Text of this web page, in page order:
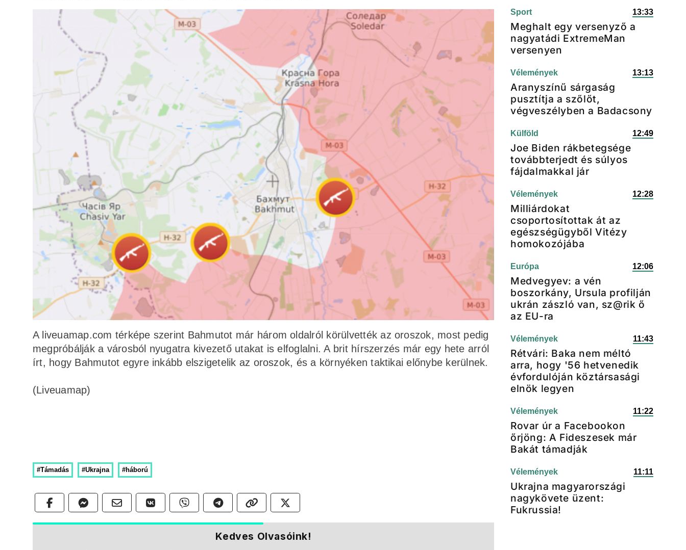
A liveuamap.com térképe szerint Bahmutot már három oldalról körülvették az oroszok, most pedig
megpróbálják a városból nyugatra kivezető utakat is elfoglalni. A brit hírszerzés már egy hete arról
írt, hogy Bahmutot egyre inkább elszigetelik az oroszok, és a környéken taktikai előnybe kerülnek.
(Liveuamap)
#Támadás #Ukrajna #háború
Kedves Olvasóink!
Sport 13:33
Meghalt egy versenyző a
nagyatádi ExtremeMan
versenyen
Vélemények 13:13
Aranyszínű sárgaság
pusztítja a szőlőt,
végveszélyben a Badacsony
Külföld 12:49
Joe Biden rákbetegsége
továbbterjedt és súlyos
fájdalmakkal jár
Vélemények 12:28
Milliárdokat
csoportosítottak át az
egészségügyből Vitézy
homokozójába
Európa 12:06
Medvegyev: a vén
boszorkány, Ursula profilján
ukrán zászló van, sz@rik ő
az EU-ra
Vélemények 11:43
Rétvári: Baka nem méltó
arra, hogy '56 hetvenedik
évfordulóján köztársasági
elnök legyen
Vélemények 11:22
Rovar úr a Facebookon
őrjöng: A Fideszesek már
Bakát támadják
Vélemények 11:11
Ukrajna magyarországi
nagykövete üzent:
Fukrussia!